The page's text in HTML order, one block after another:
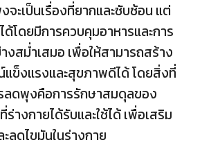
ะเป็นเรื่องที่ยากและซับซ้อน แต่
โดยมีการควบคุมอาหารและการ
งสม่ำเสมอ เพื่อให้สามารถสร้าง
ข็งแรงและสุขภาพดีได้ โดยสิ่งที่
ดพุงคือการรักษาสมดุลของ
งกายได้รับและใช้ได้ เพื่อเสริม
ลดไขมันในร่างกาย